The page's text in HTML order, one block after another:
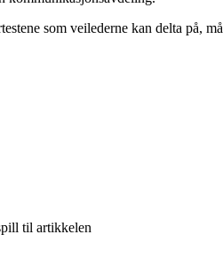
som veilederne kan delta på,
til artikkelen